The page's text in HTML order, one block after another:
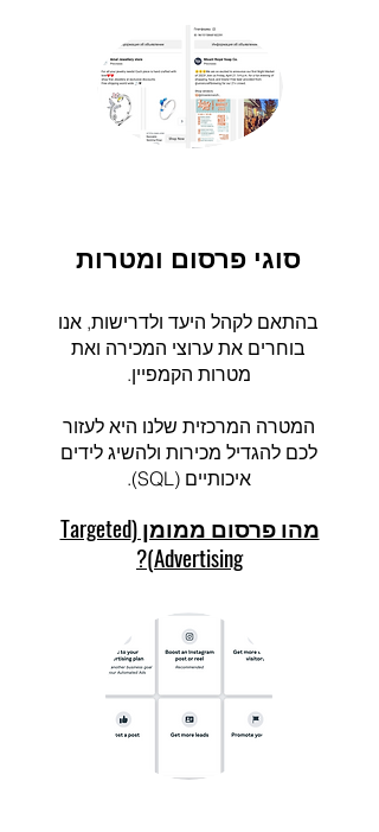
סוגי פרסום ומטרות
בהתאם לקהל היעד ולדרישות, אנו
בוחרים את ערוצי המכירה ואת
מטרות הקמפיין.
המטרה המרכזית שלנו היא לעזור
לכם להגדיל מכירות ולהשיג לידים
איכותיים (SQL).
מהו פרסום ממומן (Targeted
Advertising)?